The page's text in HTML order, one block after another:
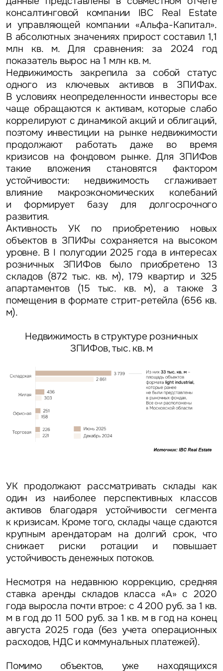
консалтинговой компании IBC Real Estate
и управляющей компании «Альфа-Капитал».
В абсолютных значениях прирост составил 1,1
млн кв. м. Для сравнения: за 2024 год
показатель вырос на 1 млн кв. м.
Недвижимость закрепила за собой статус
одного из ключевых активов в ЗПИФах.
В условиях неопределенности инвесторы все
чаще обращаются к активам, которые слабо
коррелируют с динамикой акций и облигаций,
поэтому инвестиции на рынке недвижимости
продолжают работать даже во время
кризисов на фондовом рынке. Для ЗПИФов
такие вложения становятся фактором
устойчивости: недвижимость сглаживает
влияние макроэкономических колебаний
и формирует базу для долгосрочного
развития.
Активность УК по приобретению новых
объектов в ЗПИФы сохраняется на высоком
уровне. В I полугодии 2025 года в интересах
розничных ЗПИФов было приобретено 13
складов (872 тыс. кв. м), 179 квартир и 325
апартаментов (15 тыс. кв. м), а также 3
помещения в формате стрит-ретейла (656 кв.
м).
Недвижимость в структуре розничных
ЗПИФов, тыс. кв. м
УК продолжают рассматривать склады как
один из наиболее перспективных классов
активов благодаря устойчивости сегмента
к кризисам. Кроме того, склады чаще сдаются
крупным арендаторам на долгий срок, что
снижает риски ротации и повышает
устойчивость денежных потоков.
Несмотря на недавнюю коррекцию, средняя
ставка аренды складов класса «А» с 2020
года выросла почти втрое: с 4 200 руб. за 1 кв.
м в год до 11 500 руб. за 1 кв. м в год на конец
августа 2025 года (без учета операционных
расходов, НДС и коммунальных платежей).
Помимо объектов, уже находящихся